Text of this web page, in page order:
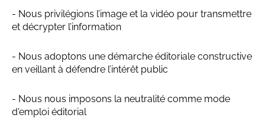
- Nous privilégions l’image et la vidéo pour transmettre
et décrypter l’information
- Nous adoptons une démarche éditoriale constructive
en veillant à défendre l’intérêt public
- Nous nous imposons la neutralité comme mode
d'emploi éditorial